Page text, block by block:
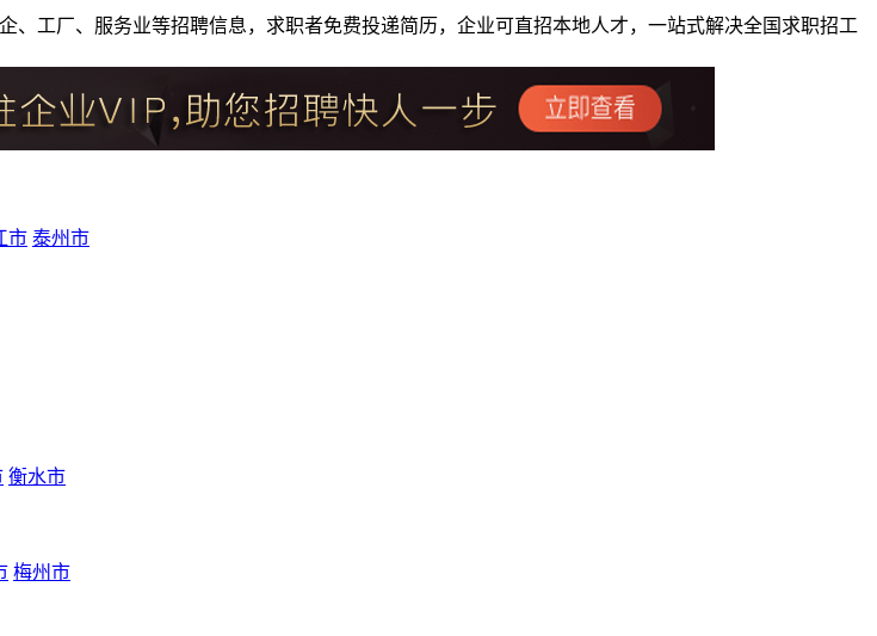
工厂、服务业等招聘信息，求职者免费投递简历，企业可直招本地人才，一站式解决全国求职招工
市 泰州市
衡水市
梅州市